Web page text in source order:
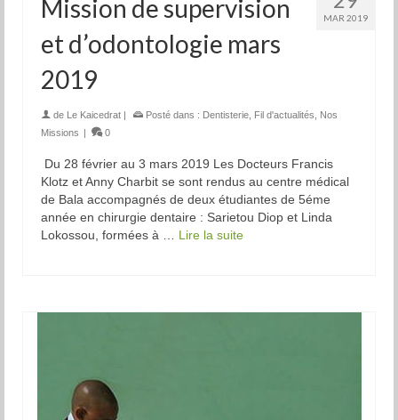
MAR 2019
Mission de supervision
et d’odontologie mars
2019
de Le Kaicedrat | Posté dans : Dentisterie Fil d'actualités
Nos
Missions | 0
Du 28 février au 3 mars 2019 Les Docteurs Francis
Klotz et Anny Charbit se sont rendus au centre médical
de Bala accompagnés de deux étudiantes de 5éme
année en chirurgie dentaire : Sarietou Diop et Linda
Lokossou, formées à … Lire la suite